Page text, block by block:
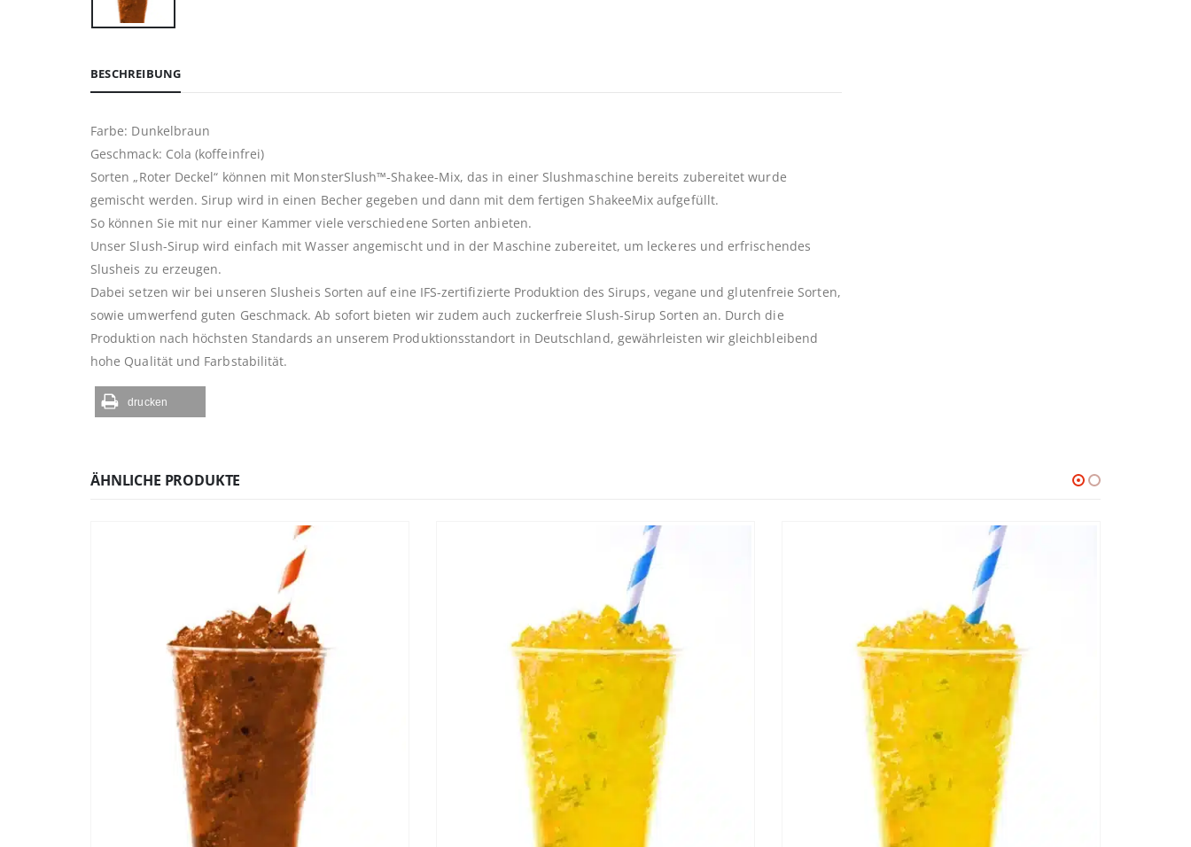
BESCHREIBUNG
Farbe: Dunkelbraun
Geschmack: Cola (koffeinfrei)
Sorten „Roter Deckel“ können mit MonsterSlush™-Shakee-Mix, das in einer Slushmaschine bereits zubereitet wurde
gemischt werden. Sirup wird in einen Becher gegeben und dann mit dem fertigen ShakeeMix aufgefüllt.
So können Sie mit nur einer Kammer viele verschiedene Sorten anbieten.
Unser Slush-Sirup wird einfach mit Wasser angemischt und in der Maschine zubereitet, um leckeres und erfrischendes
Slusheis zu erzeugen.
Dabei setzen wir bei unseren Slusheis Sorten auf eine IFS-zertifizierte Produktion des Sirups, vegane und glutenfreie Sorten,
sowie umwerfend guten Geschmack. Ab sofort bieten wir zudem auch zuckerfreie Slush-Sirup Sorten an. Durch die
Produktion nach höchsten Standards an unserem Produktionsstandort in Deutschland, gewährleisten wir gleichbleibend
hohe Qualität und Farbstabilität.
drucken
ÄHNLICHE PRODUKTE